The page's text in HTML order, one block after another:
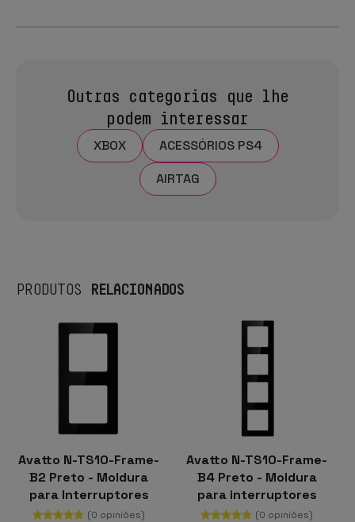
Outras categorias que lhe
podem interessar
XBOX
ACESSÓRIOS PS4
AIRTAG
PRODUTOS RELACIONADOS
Avatto N-TS10-Frame-
B2 Preto - Moldura
para Interruptores
(0 opiniões)
Avatto N-TS10-Frame-
B4 Preto - Moldura
para interruptores
(0 opiniões)